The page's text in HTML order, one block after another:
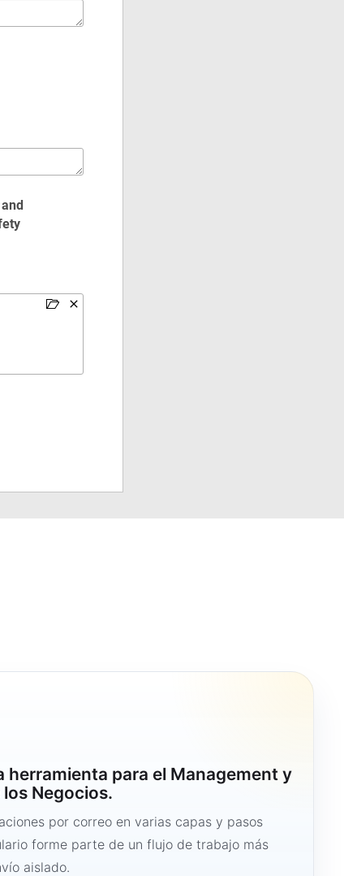
herramienta para el Management y
Negocios.
por correo en varias capas y pasos
forme parte de un flujo de trabajo más
aislado.